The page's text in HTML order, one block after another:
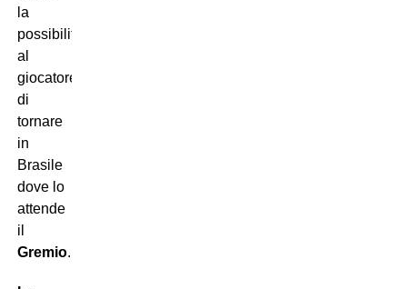
la
possibilità
al
giocatore
di
tornare
in
Brasile
dove lo
attende
il
Gremio.